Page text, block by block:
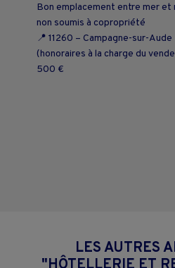
Bon emplacement entre mer et
non soumis à copropriété
📍 11260 – Campagne-sur-
(honoraires à la charge du
500 €
LES AUTRES